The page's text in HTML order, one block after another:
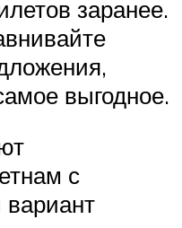
заранее.
выгодное.
с
вариант